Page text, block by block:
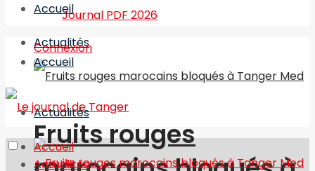
Journal PDF 2026
Connexion
Accueil
Actualités
Fruits rouges
Accueil
Actualités
Accueil
Actualités